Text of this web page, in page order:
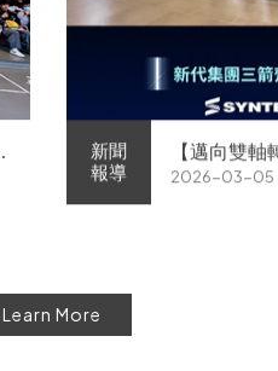
新聞
報導
【邁向雙
屬中心簽署
2026-03-05
Learn More